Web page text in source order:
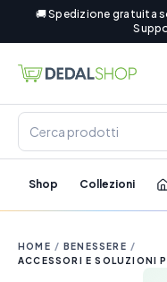
🚚 Spedizione gratuita
Shop Collezioni
HOME / BENESSERE /
ACCESSORI E SOLUZIONI